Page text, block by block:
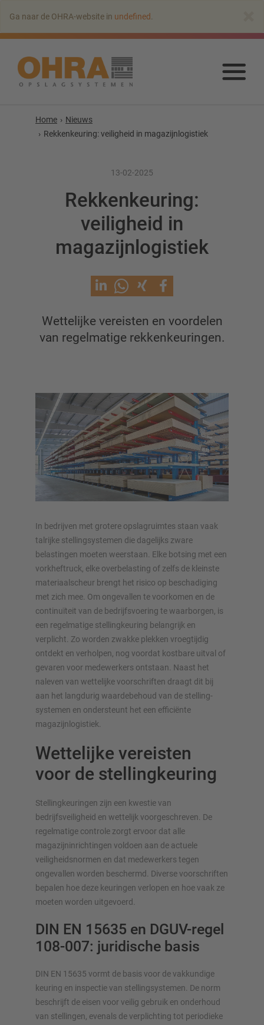
hoofdinhoud
springen
Ga naar de OHRA-website in undefined
Home
Nieuws
Rekkenkeuring: veiligheid in magazijnlogistiek
13-02-2025
Rekkenkeuring:
veiligheid in
magazijnlogistiek
Wettelijke vereisten en voordelen
van regelmatige rekkenkeuringen.
In bedrijven met grotere opslagruimtes staan vaak
talrijke stelling­systemen die dagelijks zware
belastingen moeten weerstaan. Elke botsing met een
vorkheftruck, elke overbelasting of zelfs de kleinste
materiaalscheur brengt het risico op beschadiging
met zich mee. Om ongevallen te voorkomen en de
continuïteit van de bedrijfsvoering te waarborgen, is
een regelmatige stellingkeuring belangrijk en
verplicht. Zo worden zwakke plekken vroegtijdig
ontdekt en verholpen, nog voordat kostbare uitval of
gevaren voor medewerkers ontstaan. Naast het
naleven van wettelijke voorschriften draagt dit bij
aan het langdurig waardebehoud van de stelling­
systemen en ondersteunt het een efficiënte
magazijnlogistiek.
Wettelijke vereisten
voor de stellingkeuring
Stellingkeuringen zijn een kwestie van
bedrijfsveiligheid en wettelijk voorgeschreven. De
regelmatige controle zorgt ervoor dat alle
magazijninrichtingen voldoen aan de actuele
veiligheidsnormen en dat medewerkers tegen
ongevallen worden beschermd. Diverse voorschriften
bepalen hoe deze keuringen verlopen en hoe vaak ze
moeten worden uitgevoerd.
DIN EN 15635 en DGUV-regel
108-007: juridische basis
DIN EN 15635 vormt de basis voor de vakkundige
keuring en inspectie van stelling­systemen. De norm
beschrijft de eisen voor veilig gebruik en onderhoud
van stellingen, evenals de verplichting tot periodieke
Draagarmstelling met dak
Dubbelzijdige draagarmstelling
Draagarmstelling voor zware lasten
OVERZICHT VAN OPSLAGSYSTEMEN
Palletstellingen
Verrijdbare stellingen
Automatische opslagsystemen
Stellingenhal
Systeemvloeren
Verticale opslag
Plan uw stellingsysteem individueel met onze configurators
– inclusief directe aanvraag
Configureer stelling nu